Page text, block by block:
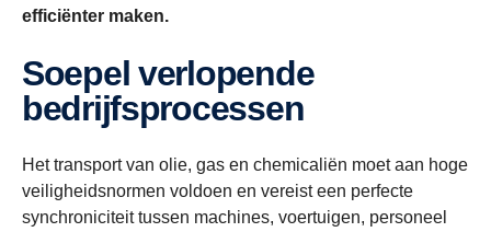
efficiënter maken.
Soepel verlopende
bedrijfsprocessen
Het transport van olie, gas en chemicaliën moet aan hoge
veiligheidsnormen voldoen en vereist een perfecte
synchroniciteit tussen machines, voertuigen, personeel